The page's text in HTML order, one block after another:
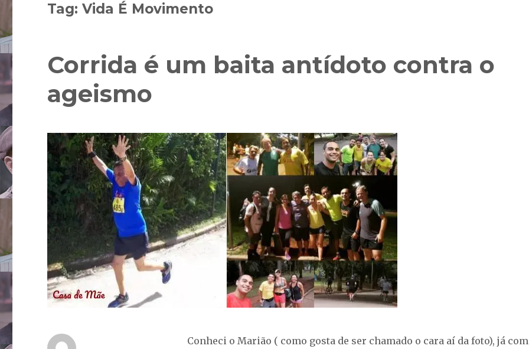
Tag:Vida É Movimento
Corrida é um baita antídoto contra o
ageismo
Conheci o Marião ( como gosta de ser chamado o cara aí da foto), já com